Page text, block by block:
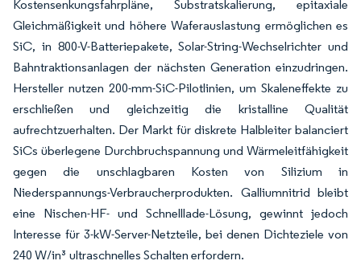
Kostensenkungsfahrpläne, Substratskalierung, epitaxiale
Gleichmäßigkeit und höhere Waferauslastung ermöglichen es
SiC, in 800-V-Batteriepakete, Solar-String-Wechselrichter und
Bahntraktionsanlagen der nächsten Generation einzudringen.
Hersteller nutzen 200-mm-SiC-Pilotlinien, um Skaleneffekte zu
erschließen und gleichzeitig die kristalline Qualität
aufrechtzuerhalten. Der Markt für diskrete Halbleiter balanciert
SiCs überlegene Durchbruchspannung und Wärmeleitfähigkeit
gegen die unschlagbaren Kosten von Silizium in
Niederspannungs-Verbraucherprodukten. Galliumnitrid bleibt
eine Nischen-HF- und Schnelllade-Lösung, gewinnt jedoch
Interesse für 3-kW-Server-Netzteile, bei denen Dichteziele von
240 W/in³ ultraschnelles Schalten erfordern.